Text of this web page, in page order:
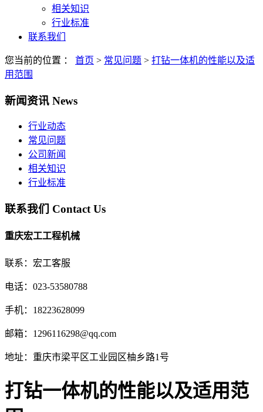
相关知识
行业标准
联系我们
您当前的位置 ： 首页 > 常见问题 > 打钻一体机的性能以及适
用范围
新闻资讯 News
行业动态
常见问题
公司新闻
相关知识
行业标准
联系我们 Contact Us
重庆宏工工程机械
联系：宏工客服
电话：023-53580788
手机：18223628099
邮箱：1296116298@qq.com
地址：重庆市梁平区工业园区柚乡路1号
打钻一体机的性能以及适用范